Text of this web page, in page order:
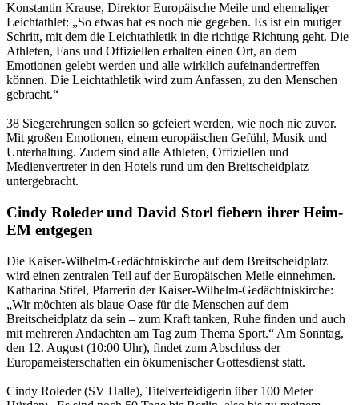
Konstantin Krause, Direktor Europäische Meile und ehemaliger
Leichtathlet: „So etwas hat es noch nie gegeben. Es ist ein mutiger
Schritt, mit dem die Leichtathletik in die richtige Richtung geht. Die
Athleten, Fans und Offiziellen erhalten einen Ort, an dem
Emotionen gelebt werden und alle wirklich aufeinandertreffen
können. Die Leichtathletik wird zum Anfassen, zu den Menschen
gebracht.“
38 Siegerehrungen sollen so gefeiert werden, wie noch nie zuvor.
Mit großen Emotionen, einem europäischen Gefühl, Musik und
Unterhaltung. Zudem sind alle Athleten, Offiziellen und
Medienvertreter in den Hotels rund um den Breitscheidplatz
untergebracht.
Cindy Roleder und David Storl fiebern ihrer Heim-
EM entgegen
Die Kaiser-Wilhelm-Gedächtniskirche auf dem Breitscheidplatz
wird einen zentralen Teil auf der Europäischen Meile einnehmen.
Katharina Stifel, Pfarrerin der Kaiser-Wilhelm-Gedächtniskirche:
„Wir möchten als blaue Oase für die Menschen auf dem
Breitscheidplatz da sein – zum Kraft tanken, Ruhe finden und auch
mit mehreren Andachten am Tag zum Thema Sport.“ Am Sonntag,
den 12. August (10:00 Uhr), findet zum Abschluss der
Europameisterschaften ein ökumenischer Gottesdienst statt.
Cindy Roleder (SV Halle), Titelverteidigerin über 100 Meter